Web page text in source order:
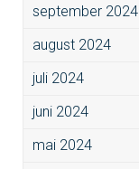
september 2024
august 2024
juli 2024
juni 2024
mai 2024